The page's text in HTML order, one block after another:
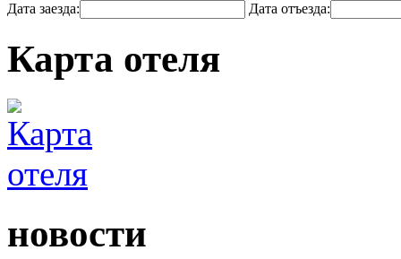
Дата заезда: Дата отъезда:
Карта отеля
новости